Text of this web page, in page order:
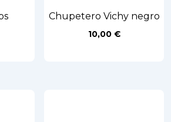
Chupetero Vichy negro
10,00 €